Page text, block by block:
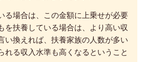
る場合は、この金額に上乗せが必要
を扶養している場合は、より高い収
い換えれば、扶養家族の人数が多い
れる収入水準も高くなるということ